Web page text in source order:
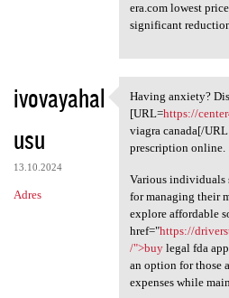
era.com lowest
significant
ivovayahal
usu
13.10.2024
Adres
Having
Having anxiety?
[URL=https://
viagra canada[/
prescription online.
Various individuals
for managing their
explore affordable
href="https://
/">buylegal fda
an option for those
expenses while